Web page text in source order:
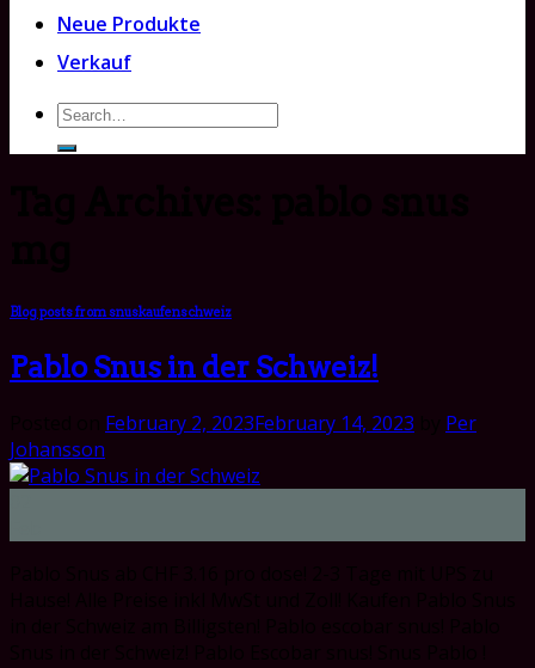
Neue Produkte
Verkauf
Search
for:
Blog posts from snuskaufenschweiz
Pablo Snus in der Schweiz!
February 2, 2023February 14, 2023
Per
Johansson